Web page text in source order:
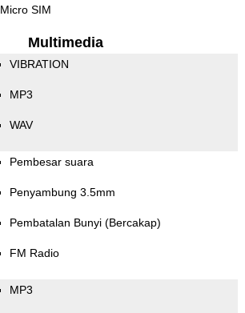
Micro SIM
Multimedia
VIBRATION
MP3
WAV
Pembesar suara
Penyambung 3.5mm
Pembatalan Bunyi (Bercakap)
FM Radio
MP3